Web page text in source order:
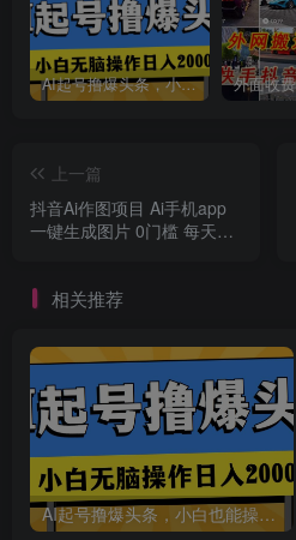
AI起号撸爆头条，小白也能操作，日入2000+
上一篇
抖音Ai作图项目 Ai手机app
一键生成图片 0门槛 每天10
相关推荐
AI起号撸爆头条，小白也能操作，日入2000+